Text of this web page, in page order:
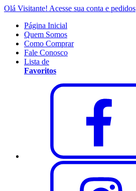
Olá Visitante! Acesse sua conta e pedidos
Página Inicial
Quem Somos
Como Comprar
Fale Conosco
Lista de
Favoritos